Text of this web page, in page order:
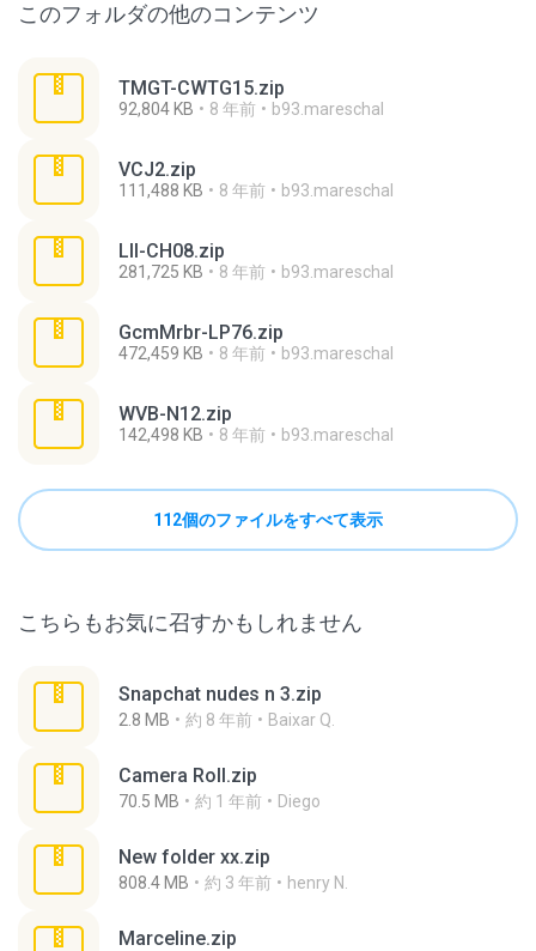
このフォルダの他のコンテンツ
TMGT-CWTG15.zip
92,804 KB 8 年前 b93.mareschal
VCJ2.zip
111,488 KB 8 年前 b93.mareschal
Lll-CH08.zip
281,725 KB 8 年前 b93.mareschal
GcmMrbr-LP76.zip
472,459 KB 8 年前 b93.mareschal
WVB-N12.zip
142,498 KB 8 年前 b93.mareschal
112個のファイルをすべて表示
こちらもお気に召すかもしれません
Snapchat nudes n 3.zip
2.8 MB 約 8 年前 Baixar Q.
Camera Roll.zip
70.5 MB 約 1 年前 Diego
New folder xx.zip
808.4 MB 約 3 年前 henry N.
Marceline.zip